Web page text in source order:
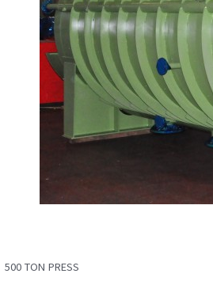
500 TON PRESS